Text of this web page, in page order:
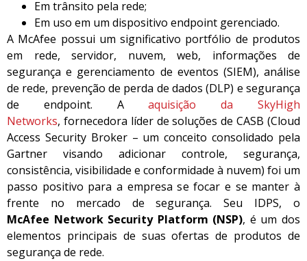
Em trânsito pela rede;
Em uso em um dispositivo endpoint gerenciado.
A McAfee possui um significativo portfólio de produtos
em rede, servidor, nuvem, web, informações de
segurança e gerenciamento de eventos (SIEM), análise
de rede, prevenção de perda de dados (DLP) e segurança
de endpoint. Aaquisição da SkyHigh
Networks, fornecedora líder de soluções de CASB (Cloud
Access Security Broker – um conceito consolidado pela
Gartner visando adicionar controle, segurança,
consistência, visibilidade e conformidade à nuvem) foi um
passo positivo para a empresa se focar e se manter à
frente no mercado de segurança. Seu IDPS, o
McAfee Network Security Platform (NSP), é um dos
elementos principais de suas ofertas de produtos de
segurança de rede.